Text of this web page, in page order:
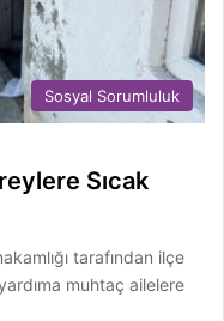
Sosyal Sorumluluk
Sıcak
tarafından ilçe
muhtaç ailelere